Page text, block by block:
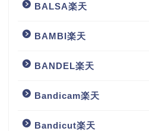
BALSA楽天
BAMBI楽天
BANDEL楽天
Bandicam楽天
Bandicut楽天